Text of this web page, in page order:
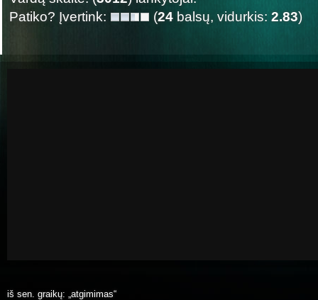
Patiko? Įvertink:
(24 balsų, vidurkis: 2.83)
iš sen. graikų: „atgimimas“